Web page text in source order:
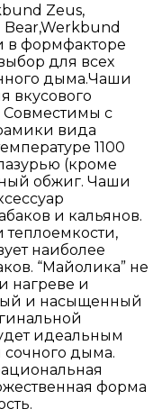
Zeus,
в формфакторе
для всех
дыма.Чаши
вкусового
Совместимы с
вида
1100
(кроме
обжиг. Чаши
и кальянов.
теплоемкости,
наиболее
“Майолика” не
нагреве и
и насыщенный
идеальным
дыма.
форма